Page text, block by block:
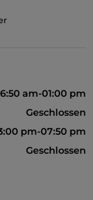
am-01:00 pm
Geschlossen
pm-07:50 pm
Geschlossen